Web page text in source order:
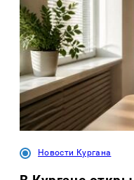
Новости Кургана